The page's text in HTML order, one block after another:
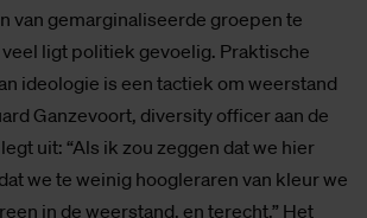
van gemarginaliseerde groepen te
ligt politiek gevoelig. Praktische
ideologie is een tactiek om weerstand
Ganzevoort, diversity officer aan de
uit: “Als ik zou zeggen dat we hier
we te weinig hoogleraren van kleur we
in de weerstand, en terecht.” Het